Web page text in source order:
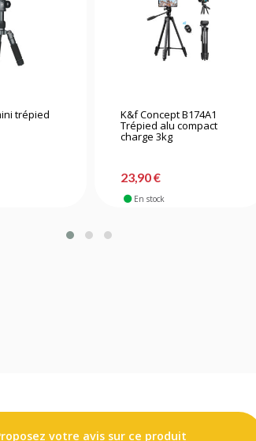
trépied K&f Concept B174A1
Trépied alu compact
charge 3kg
23,90 €
En stock
votre avis sur ce produit